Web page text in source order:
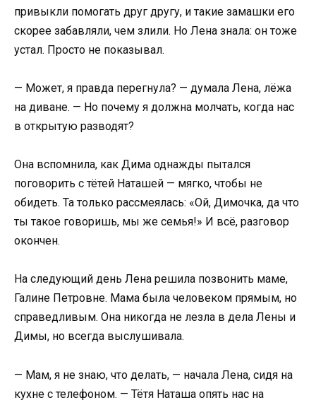
привыкли помогать друг другу, и такие замашки его
скорее забавляли, чем злили. Но Лена знала: он тоже
устал. Просто не показывал.
— Может, я правда перегнула? — думала Лена, лёжа
на диване. — Но почему я должна молчать, когда нас
в открытую разводят?
Она вспомнила, как Дима однажды пытался
поговорить с тётей Наташей — мягко, чтобы не
обидеть. Та только рассмеялась: «Ой, Димочка, да что
ты такое говоришь, мы же семья!» И всё, разговор
окончен.
На следующий день Лена решила позвонить маме,
Галине Петровне. Мама была человеком прямым, но
справедливым. Она никогда не лезла в дела Лены и
Димы, но всегда выслушивала.
— Мам, я не знаю, что делать, — начала Лена, сидя на
кухне с телефоном. — Тётя Наташа опять нас на